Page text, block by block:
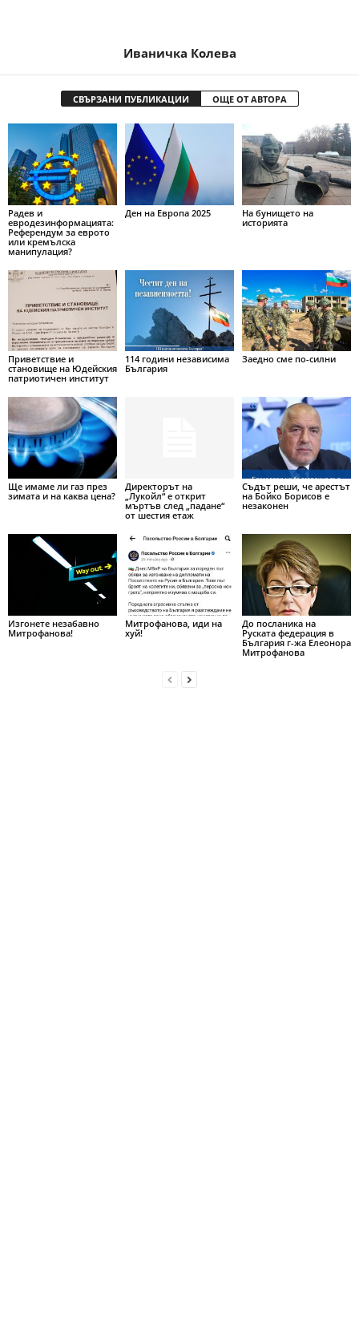
Иваничка Колева
СВЪРЗАНИ ПУБЛИКАЦИИ ОЩЕ ОТ АВТОРА
Радев и
евродезинформацията:
Референдум за еврото
или кремълска
манипулация?
Ден на Европа 2025
На бунището на
историята
Приветствие и
становище на Юдейския
патриотичен институт
114 години независима
България
Заедно сме по-силни
Ще имаме ли газ през
зимата и на каква цена?
Директорът на
„Лукойл“ е открит
мъртъв след „падане“
от шестия етаж
Съдът реши, че арестът
на Бойко Борисов е
незаконен
Изгонете незабавно
Митрофанова!
Митрофанова, иди на
хуй!
До посланика на
Руската федерация в
България г-жа Елеонора
Митрофанова